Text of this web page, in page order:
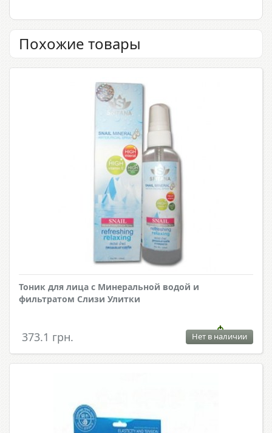
Похожие товары
Тоник для лица с Минеральной водой и
фильтратом Слизи Улитки
373.1 грн. Нет в наличии